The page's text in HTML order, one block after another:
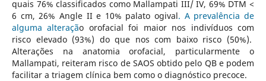
quais 76% classificados como Mallampati III/ IV, 69% DTM <
6 cm, 26% Angle II e 10% palato ogival. A prevalência de
alguma alteração orofacial foi maior nos indivíduos com
risco elevado (93%) do que nos com baixo risco (50%).
Alterações na anatomia orofacial, particularmente o
Mallampati, reiteram risco de SAOS obtido pelo QB e podem
facilitar a triagem clínica bem como o diagnóstico precoce.